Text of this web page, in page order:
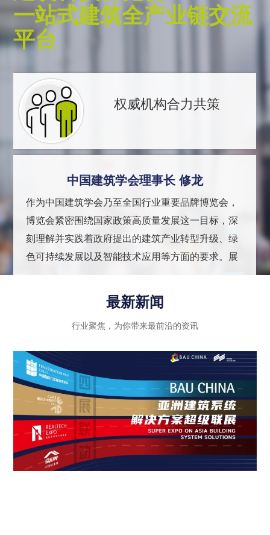
一站式建筑全产业链交流
平台
权威机构合力共策
中国建筑学会理事长 修龙
作为中国建筑学会乃至全国行业重要品牌博览会，
博览会紧密围绕国家政策高质量发展这一目标，深
刻理解并实践着政府提出的建筑产业转型升级、绿
色可持续发展以及智能技术应用等方面的要求。展
用，同时注重政策法规的引导和推动作用，进一步
推动建筑行业向高质量发展迈进。
最新新闻
行业聚焦，为你带来最前沿的资讯